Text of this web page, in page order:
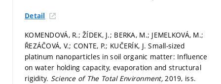
Detail
KOMENDOVÁ, R.; ŽÍDEK, J.; BERKA, M.; JEMELKOVÁ, M.;
ŘEZÁČOVÁ, V.; CONTE, P.; KUČERÍK, J. Small-sized
platinum nanoparticles in soil organic matter: Influence
on water holding capacity, evaporation and structural
rigidity. Science of The Total Environment,2019, iss.